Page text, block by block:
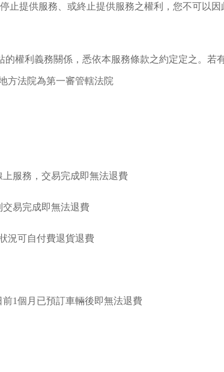
止提供服務、或終止提供服務之權利，您不可以因
權利義務關係，悉依本服務條款之約定定之。若
方法院為第一審管轄法院
服務，交易完成即無法退費
易完成即無法退費
況可自付費退貨退費
1個月已預訂車輛後即無法退費